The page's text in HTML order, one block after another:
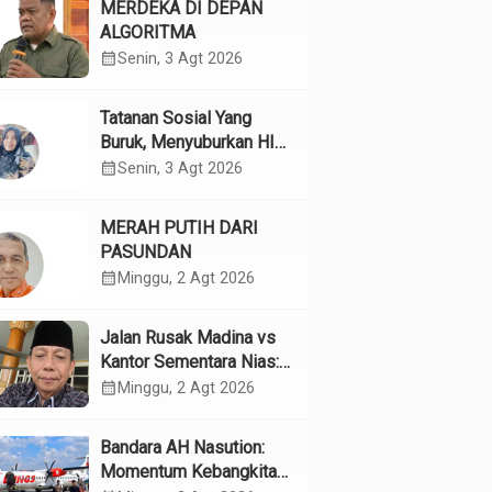
MERDEKA DI DEPAN
ALGORITMA
calendar_monthSenin, 3 Agt 2026
Tatanan Sosial Yang
Buruk, Menyuburkan HIV
Pada Remaja
calendar_monthSenin, 3 Agt 2026
MERAH PUTIH DARI
PASUNDAN
calendar_month Minggu, 2 Agt 2026
Jalan Rusak Madina vs
Kantor Sementara Nias:
Kebijakan Pilih Kasih
calendar_month Minggu, 2 Agt 2026
Bandara AH Nasution:
Momentum Kebangkitan